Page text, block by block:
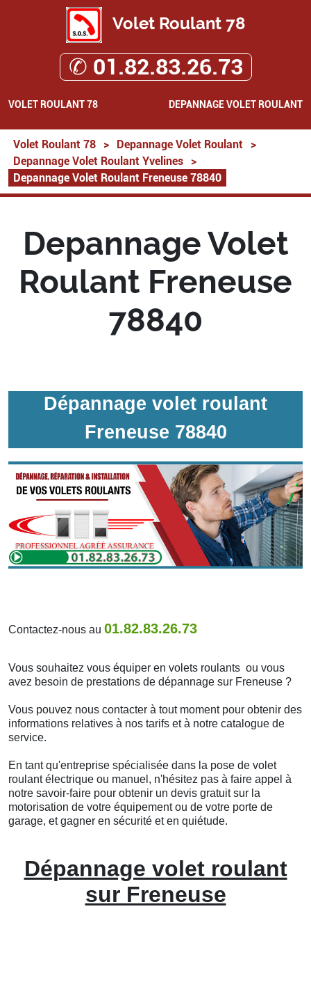
Volet Roulant 78
✆ 01.82.83.26.73
VOLET ROULANT 78 DEPANNAGE VOLET ROULANT
Volet Roulant 78 > Depannage Volet Roulant
>
Depannage Volet Roulant Yvelines
>
Depannage Volet Roulant Freneuse 78840
Depannage Volet
Roulant Freneuse
78840
Dépannage volet roulant
Freneuse 78840
Contactez-nous au 01.82.83.26.73
Vous souhaitez vous équiper en volets roulants ou vous
avez besoin de prestations de dépannage sur Freneuse ?
Vous pouvez nous contacter à tout moment pour obtenir des
informations relatives à nos tarifs et à notre catalogue de
service.
En tant qu'entreprise spécialisée dans la pose de volet
roulant électrique ou manuel, n'hésitez pas à faire appel à
notre savoir-faire pour obtenir un devis gratuit sur la
motorisation de votre équipement ou de votre porte de
garage, et gagner en sécurité et en quiétude.
Dépannage volet roulant
sur Freneuse